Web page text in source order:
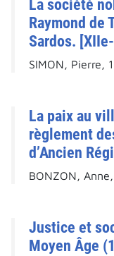
La société
Raymond de
Sardos.
SIMON, Pierre,
La paix au
règlement
d’Ancien
BONZON,
Justice et
Moyen Âge